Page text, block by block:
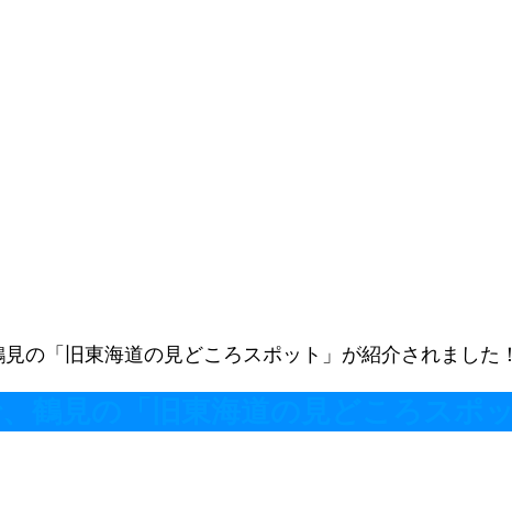
の「旧東海道の見どころスポット」が紹介されました！